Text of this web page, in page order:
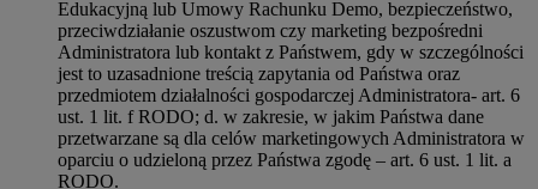
Edukacyjną lub Umowy Rachunku Demo, bezpieczeństwo,
przeciwdziałanie oszustwom czy marketing bezpośredni
Administratora lub kontakt z Państwem, gdy w szczególności
jest to uzasadnione treścią zapytania od Państwa oraz
przedmiotem działalności gospodarczej Administratora- art. 6
ust. 1 lit. f RODO; d. w zakresie, w jakim Państwa dane
przetwarzane są dla celów marketingowych Administratora w
oparciu o udzieloną przez Państwa zgodę – art. 6 ust. 1 lit. a
RODO.